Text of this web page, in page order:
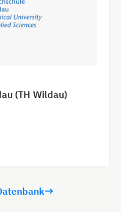
(TH Wildau)